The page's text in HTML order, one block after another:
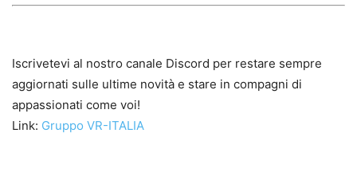
Iscrivetevi al nostro canale Discord per restare sempre
aggiornati sulle ultime novità e stare in compagni di
appassionati come voi!
Link: Gruppo VR-ITALIA